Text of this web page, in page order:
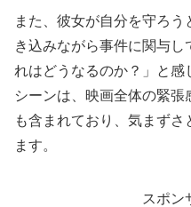
また、彼女が自分を守ろ
き込みながら事件に関与し
れはどうなるのか？」と
シーンは、映画全体の緊
も含まれており、気まず
ます。
スポン